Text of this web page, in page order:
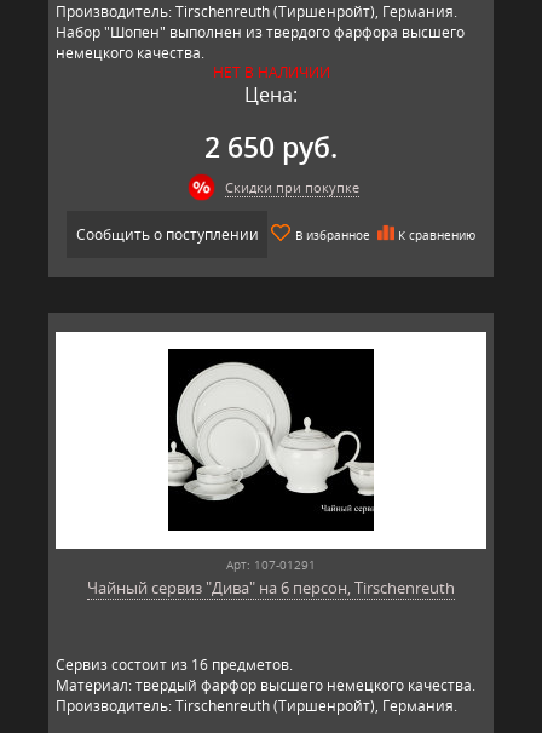
Производитель: Tirschenreuth (Тиршенройт), Германия.
Набор "Шопен" выполнен из твердого фарфора высшего
немецкого качества.
НЕТ В НАЛИЧИИ
Цена:
2 650 руб.
Скидки при покупке
Сообщить о поступлении В избранное К сравнению
Арт: 107-01291
Чайный сервиз "Дива" на 6 персон, Tirschenreuth
Сервиз состоит из 16 предметов.
Материал: твердый фарфор высшего немецкого качества.
Производитель: Tirschenreuth (Тиршенройт), Германия.